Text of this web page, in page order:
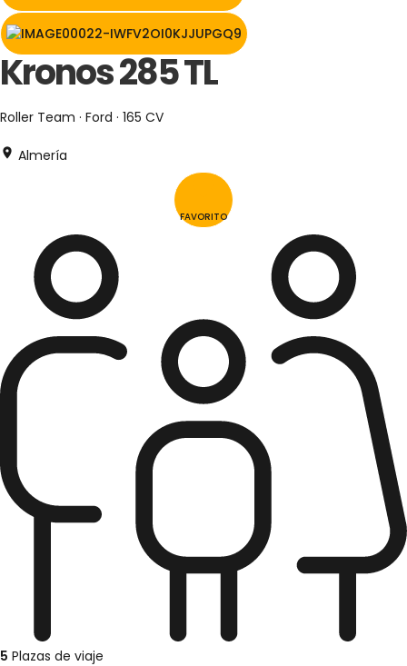
Kronos 285 TL
Roller Team · Ford · 165 CV
Almería
FAVORITO
5 Plazas de viaje